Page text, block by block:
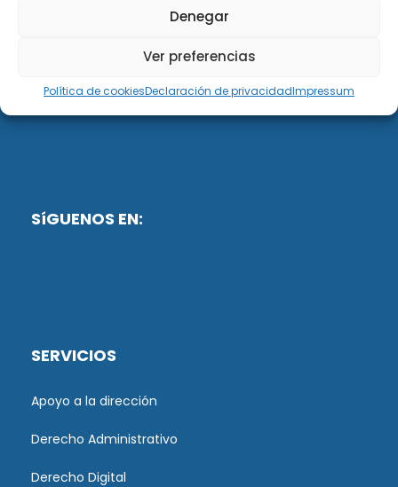
Denegar
Ver preferencias
Política de cookiesDeclaración de privacidadImpressum
fiscalidad y mercantil. Llevamos más de 50 años al
SíGUENOS EN:
SERVICIOS
Apoyo a la dirección
Derecho Administrativo
Derecho Digital